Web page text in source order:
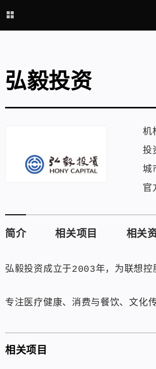
弘毅投资
机
投
城
官
简介 相关项目 相关
弘毅投资成立于2003年，为联想控
专注医疗健康、消费与餐饮、文化
相关项目